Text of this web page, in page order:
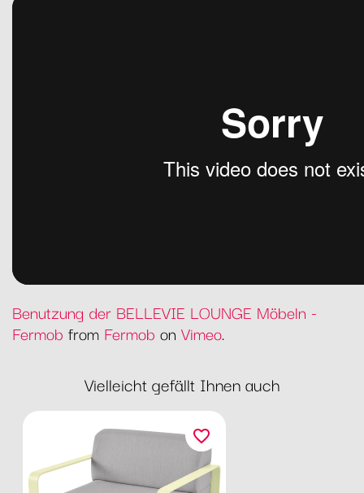
Benutzung der BELLEVIE LOUNGE Möbeln -
Fermob from Fermob on Vimeo.
Vielleicht gefällt Ihnen auch
favorite_border